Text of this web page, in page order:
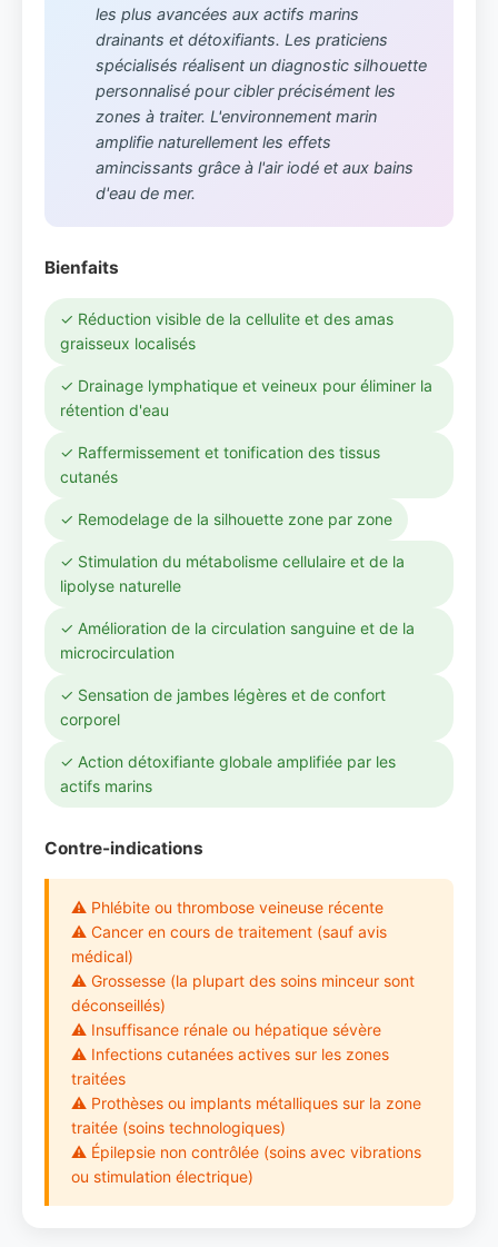
les plus avancées aux actifs marins
drainants et détoxifiants. Les praticiens
spécialisés réalisent un diagnostic silhouette
personnalisé pour cibler précisément les
zones à traiter. L'environnement marin
amplifie naturellement les effets
amincissants grâce à l'air iodé et aux bains
d'eau de mer.
Bienfaits
✓ Réduction visible de la cellulite et des amas
graisseux localisés
✓ Drainage lymphatique et veineux pour éliminer la
rétention d'eau
✓ Raffermissement et tonification des tissus
cutanés
✓ Remodelage de la silhouette zone par zone
✓ Stimulation du métabolisme cellulaire et de la
lipolyse naturelle
✓ Amélioration de la circulation sanguine et de la
microcirculation
✓ Sensation de jambes légères et de confort
corporel
✓ Action détoxifiante globale amplifiée par les
actifs marins
Contre-indications
⚠ Phlébite ou thrombose veineuse récente
⚠ Cancer en cours de traitement (sauf avis
médical)
⚠ Grossesse (la plupart des soins minceur sont
déconseillés)
⚠ Insuffisance rénale ou hépatique sévère
⚠ Infections cutanées actives sur les zones
traitées
⚠ Prothèses ou implants métalliques sur la zone
traitée (soins technologiques)
⚠ Épilepsie non contrôlée (soins avec vibrations
ou stimulation électrique)